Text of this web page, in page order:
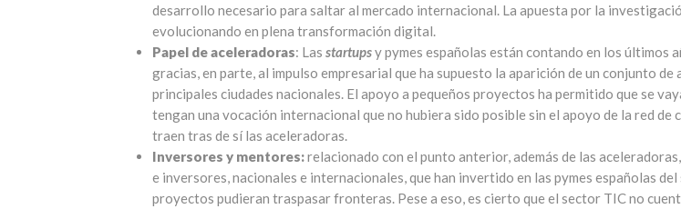
desarrollo necesario para saltar al mercado internacional. La apuesta por la
evolucionando en plena transformación digital.
Papel de aceleradoras: Las startupsy pymes españolas están contando en los últimos
gracias, en parte, al impulso empresarial que ha supuesto la aparición de un conjunto de
principales ciudades nacionales. El apoyo a pequeños proyectos ha permitido que se
tengan una vocación internacional que no hubiera sido posible sin el apoyo de la red de
traen tras de sí las aceleradoras.
Inversores y mentores:relacionado con el punto anterior, además de las
e inversores, nacionales e internacionales, que han invertido en las pymes españolas
proyectos pudieran traspasar fronteras. Pese a eso, es cierto que el sector TIC no